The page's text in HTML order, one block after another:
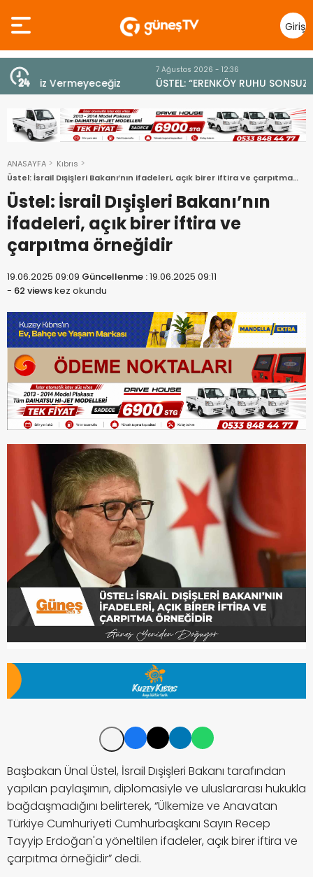
Giriş
Yap
ÜSTEL: “ERENKÖY RUHU SONSUZA DEK YAŞAYACAK”
ANASAYFA
Kıbrıs
Üstel: İsrail Dışişleri Bakanı’nın ifadeleri, açık birer iftira ve çarpıtma
örneğidir
Üstel: İsrail Dışişleri Bakanı’nın
ifadeleri, açık birer iftira ve
çarpıtma örneğidir
19.06.2025 09:09 Güncellenme :19.06.2025 09:11
- 62 viewskez okundu
Başbakan Ünal Üstel, İsrail Dışişleri Bakanı tarafından
yapılan paylaşımın, diplomasiyle ve uluslararası hukukla
bağdaşmadığını belirterek, “Ülkemize ve Anavatan
Türkiye Cumhuriyeti Cumhurbaşkanı Sayın Recep
Tayyip Erdoğan'a yöneltilen ifadeler, açık birer iftira ve
çarpıtma örneğidir” dedi.